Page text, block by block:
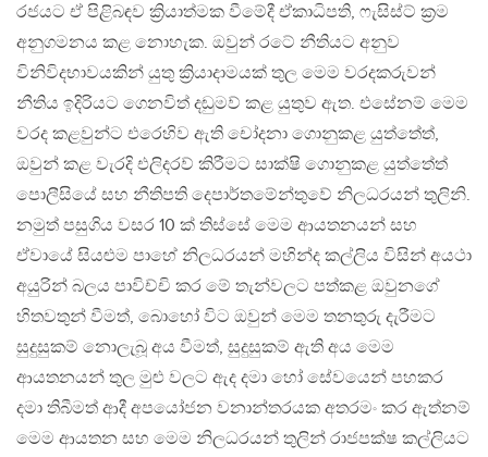
රජයට ඒ පිළිබඳව ක්‍රියාත්මක වීමේදී ඒකාධිපති, ෆැසිස්ට් ක්‍රම
අනුගමනය කළ නොහැක. ඔවුන් රටේ නීතියට අනුව
විනිවිදභාවයකින් යුතු ක්‍රියාදාමයක් තුල මෙම වරදකරුවන්
නීතිය ඉදිරියට ගෙනවිත් දඬුමව් කළ යුතුව ඇත. එසේනම් මෙම
වරද කළවුන්ට එරෙහිව ඇති චෝදනා ගොනුකළ යුත්තේත්,
ඔවුන් කළ වැරදි එලිදරව් කිරීමට සාක්ෂි ගොනුකළ යුත්තේත්
පොලීසියේ සහ නීතිපති දෙපාර්තමේන්තුවේ නිලධරයන් තුලිනි.
නමුත් පසුගිය වසර 10 ක් තිස්සේ මෙම ආයතනයන් සහ
ඒවායේ සියළුම පාහේ නිලධරයන් මහින්ද කල්ලිය විසින් අයථා
අයුරින් බලය පාවිච්චි කර මේ තැන්වලට පත්කළ ඔවුනගේ
හිතවතුන් වීමත්, බොහෝ විට ඔවුන් මෙම තනතුරු දැරීමට
සුදුසුකම් නොලැබූ අය වීමත්, සුදුසුකම් ඇති අය මෙම
ආයතනයන් තුල මුළු වලට ඇද දමා හෝ සේවයෙන් පහකර
දමා තිබීමත් ආදී අපයෝජන වනාන්තරයක අතරමං කර ඇත්නම්
මෙම ආයතන සහ මෙම නිලධරයන් තුලින් රාජපක්ෂ කල්ලියට